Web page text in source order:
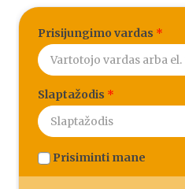
Prisijungimo vardas *
Slaptažodis *
Prisiminti mane